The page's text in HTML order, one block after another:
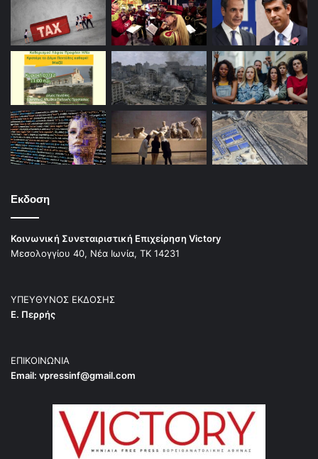
Εκδοση
Κοινωνική Συνεταιριστική Επιχείρηση Victory
Μεσολογγίου 40, Νέα Ιωνία, ΤΚ 14231
ΥΠΕΥΘΥΝΟΣ ΕΚΔΟΣΗΣ
Ε. Περρής
ΕΠΙΚΟΙΝΩΝΙΑ
Email: vpressinf@gmail.com